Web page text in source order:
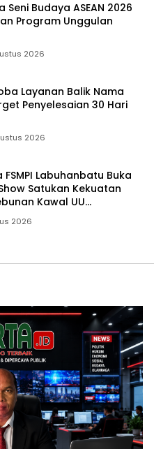
Seni Budaya ASEAN 2026
Program Unggulan
2026
Layanan Balik Nama
Penyelesaian 30 Hari
2026
Labuhanbatu Buka
Satukan Kekuatan
Kawal UU
Baru
2026